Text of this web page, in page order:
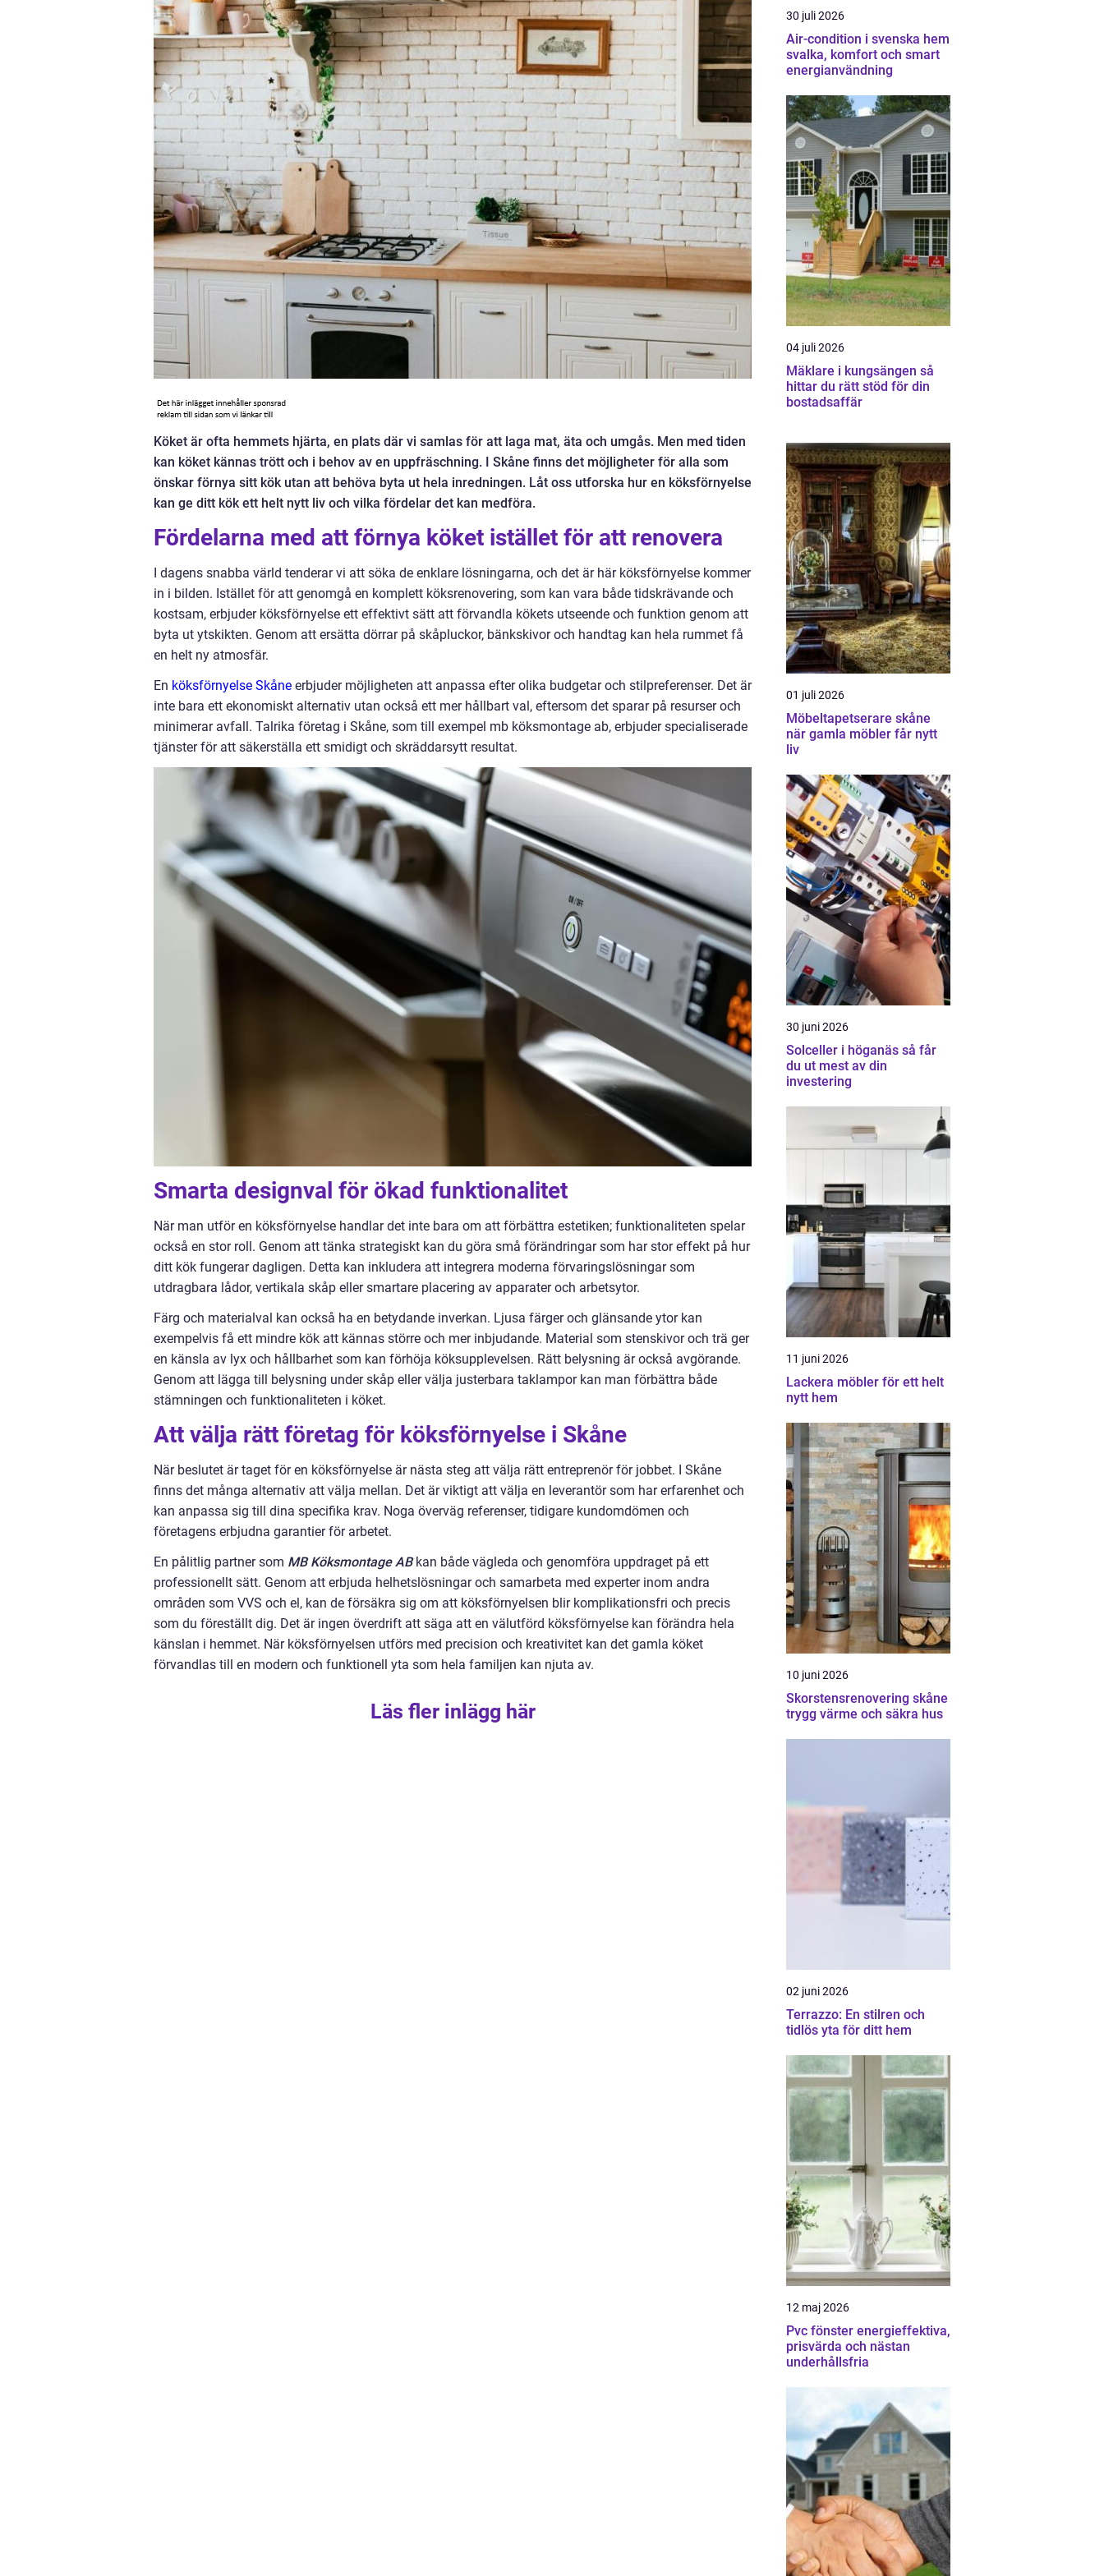
Köket är ofta hemmets hjärta, en plats där vi samlas för att laga mat, äta och umgås. Men med tiden
kan köket kännas trött och i behov av en uppfräschning. I Skåne finns det möjligheter för alla som
önskar förnya sitt kök utan att behöva byta ut hela inredningen. Låt oss utforska hur en köksförnyelse
kan ge ditt kök ett helt nytt liv och vilka fördelar det kan medföra.
Fördelarna med att förnya köket istället för att renovera
I dagens snabba värld tenderar vi att söka de enklare lösningarna, och det är här köksförnyelse kommer
in i bilden. Istället för att genomgå en komplett köksrenovering, som kan vara både tidskrävande och
kostsam, erbjuder köksförnyelse ett effektivt sätt att förvandla kökets utseende och funktion genom att
byta ut ytskikten. Genom att ersätta dörrar på skåpluckor, bänkskivor och handtag kan hela rummet få
en helt ny atmosfär.
En köksförnyelse Skåne erbjuder möjligheten att anpassa efter olika budgetar och stilpreferenser. Det är
inte bara ett ekonomiskt alternativ utan också ett mer hållbart val, eftersom det sparar på resurser och
minimerar avfall. Talrika företag i Skåne, som till exempel mb köksmontage ab, erbjuder specialiserade
tjänster för att säkerställa ett smidigt och skräddarsytt resultat.
Smarta designval för ökad funktionalitet
När man utför en köksförnyelse handlar det inte bara om att förbättra estetiken; funktionaliteten spelar
också en stor roll. Genom att tänka strategiskt kan du göra små förändringar som har stor effekt på hur
ditt kök fungerar dagligen. Detta kan inkludera att integrera moderna förvaringslösningar som
utdragbara lådor, vertikala skåp eller smartare placering av apparater och arbetsytor.
Färg och materialval kan också ha en betydande inverkan. Ljusa färger och glänsande ytor kan
exempelvis få ett mindre kök att kännas större och mer inbjudande. Material som stenskivor och trä ger
en känsla av lyx och hållbarhet som kan förhöja köksupplevelsen. Rätt belysning är också avgörande.
Genom att lägga till belysning under skåp eller välja justerbara taklampor kan man förbättra både
stämningen och funktionaliteten i köket.
Att välja rätt företag för köksförnyelse i Skåne
När beslutet är taget för en köksförnyelse är nästa steg att välja rätt entreprenör för jobbet. I Skåne
finns det många alternativ att välja mellan. Det är viktigt att välja en leverantör som har erfarenhet och
kan anpassa sig till dina specifika krav. Noga överväg referenser, tidigare kundomdömen och
företagens erbjudna garantier för arbetet.
En pålitlig partner som MB Köksmontage AB kan både vägleda och genomföra uppdraget på ett
professionellt sätt. Genom att erbjuda helhetslösningar och samarbeta med experter inom andra
områden som VVS och el, kan de försäkra sig om att köksförnyelsen blir komplikationsfri och precis
som du föreställt dig. Det är ingen överdrift att säga att en välutförd köksförnyelse kan förändra hela
känslan i hemmet. När köksförnyelsen utförs med precision och kreativitet kan det gamla köket
förvandlas till en modern och funktionell yta som hela familjen kan njuta av.
Läs fler inlägg här
30 juli 2026
Air-condition i svenska hem
svalka, komfort och smart
energianvändning
04 juli 2026
Mäklare i kungsängen så
hittar du rätt stöd för din
bostadsaffär
01 juli 2026
Möbeltapetserare skåne
när gamla möbler får nytt
liv
30 juni 2026
Solceller i höganäs så får
du ut mest av din
investering
11 juni 2026
Lackera möbler för ett helt
nytt hem
10 juni 2026
Skorstensrenovering skåne
trygg värme och säkra hus
02 juni 2026
Terrazzo: En stilren och
tidlös yta för ditt hem
12 maj 2026
Pvc fönster energieffektiva,
prisvärda och nästan
underhållsfria